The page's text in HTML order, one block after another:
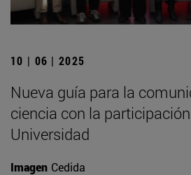
10 | 06 | 2025
Nueva guía para la
ciencia con la
Universidad
Imagen Cedida